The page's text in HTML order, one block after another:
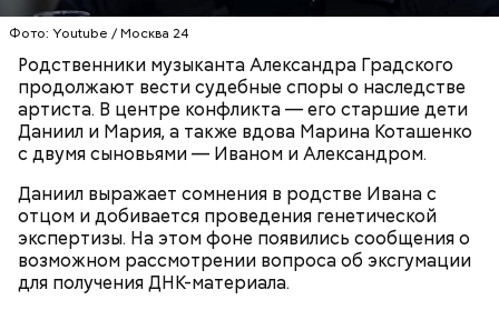
Фото: Youtube / Москва 24
Родственники музыканта Александра Градского
продолжают вести судебные споры о наследстве
артиста. В центре конфликта — его старшие дети
Даниил и Мария, а также вдова Марина Коташенко
с двумя сыновьями — Иваном и Александром.
Даниил выражает сомнения в родстве Ивана с
отцом и добивается проведения генетической
экспертизы. На этом фоне появились сообщения о
возможном рассмотрении вопроса об эксгумации
для получения ДНК-материала.
Ингредиенты: